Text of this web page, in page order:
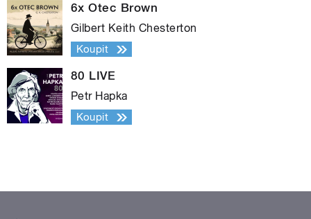
6x Otec Brown
Gilbert Keith Chesterton
Koupit
80 LIVE
Petr Hapka
Koupit